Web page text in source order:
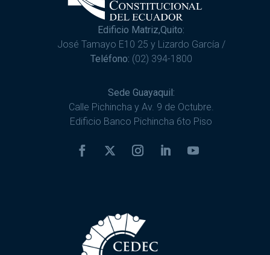
Edificio Matriz,Quito:
José Tamayo E10 25 y Lizardo García /
Teléfono: (02) 394-1800
Sede Guayaquil:
Calle Pichincha y Av. 9 de Octubre.
Edificio Banco Pichincha 6to Piso